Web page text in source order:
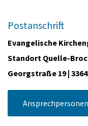
Postanschrift
Evangelische
Standort Quelle-
Georgstraße 19 |
Ansprechpersonen